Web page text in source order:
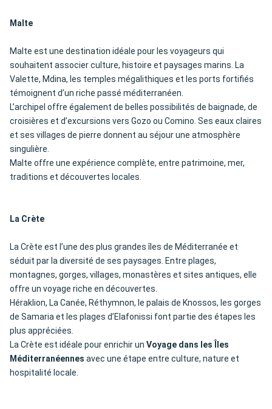
Malte
Malte est une destination idéale pour les voyageurs qui
souhaitent associer culture, histoire et paysages marins. La
Valette, Mdina, les temples mégalithiques et les ports fortifiés
témoignent d’un riche passé méditerranéen.
L’archipel offre également de belles possibilités de baignade, de
croisières et d’excursions vers Gozo ou Comino. Ses eaux claires
et ses villages de pierre donnent au séjour une atmosphère
singulière.
Malte offre une expérience complète, entre patrimoine, mer,
traditions et découvertes locales.
La Crète
La Crète est l’une des plus grandes îles de Méditerranée et
séduit par la diversité de ses paysages. Entre plages,
montagnes, gorges, villages, monastères et sites antiques, elle
offre un voyage riche en découvertes.
Héraklion, La Canée, Réthymnon, le palais de Knossos, les gorges
de Samaria et les plages d’Elafonissi font partie des étapes les
plus appréciées.
La Crète est idéale pour enrichir un Voyage dans les Îles
Méditerranéennes avec une étape entre culture, nature et
hospitalité locale.